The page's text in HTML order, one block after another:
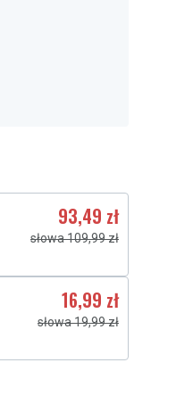
93,49 zł
słowa 109,99 zł
16,99 zł
słowa 19,99 zł